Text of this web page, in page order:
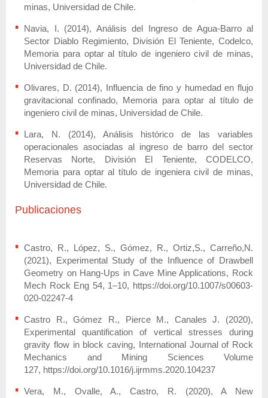
minas, Universidad de Chile.
Navia, I. (2014), Análisis del Ingreso de Agua-Barro al
Sector Diablo Regimiento, División El Teniente, Codelco,
Memoria para optar al título de ingeniero civil de minas,
Universidad de Chile.
Olivares, D. (2014), Influencia de fino y humedad en flujo
gravitacional confinado, Memoria para optar al título de
ingeniero civil de minas, Universidad de Chile.
Lara, N. (2014), Análisis histórico de las variables
operacionales asociadas al ingreso de barro del sector
Reservas Norte, División El Teniente, CODELCO,
Memoria para optar al título de ingeniera civil de minas,
Universidad de Chile.
Publicaciones
Castro, R., López, S., Gómez, R., Ortiz,S., Carreño,N.
(2021), Experimental Study of the Influence of Drawbell
Geometry on Hang-Ups in Cave Mine Applications, Rock
Mech Rock Eng 54, 1–10, https://doi.org/10.1007/s00603-
020-02247-4
Castro R., Gómez R., Pierce M., Canales J. (2020),
Experimental quantification of vertical stresses during
gravity flow in block caving, International Journal of Rock
Mechanics and Mining Sciences Volume
127, https://doi.org/10.1016/j.ijrmms.2020.104237
Vera, M., Ovalle, A., Castro, R. (2020), A New